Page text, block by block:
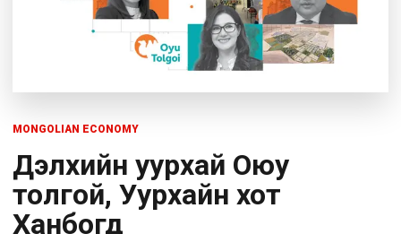
MONGOLIAN ECONOMY
Дэлхийн уурхай Оюу
толгой, Уурхайн хот
Ханбогд